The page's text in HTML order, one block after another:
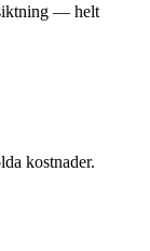
— helt
kostnader.